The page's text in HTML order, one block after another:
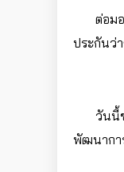
ต่อมอย
ประกันว่
วันนี้ขอ
พัฒนากา